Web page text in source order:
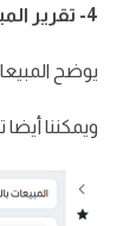
4- تقرير المبيعات بالمصادر:
يوضح
ويمكننا أيضا